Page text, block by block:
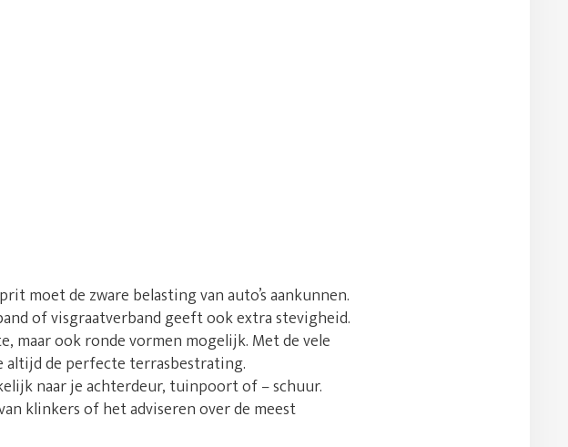
moet de zware belasting van auto’s aankunnen.
of visgraatverband geeft ook extra stevigheid.
maar ook ronde vormen mogelijk. Met de vele
de perfecte terrasbestrating.
naar je achterdeur, tuinpoort of – schuur.
klinkers of het adviseren over de meest